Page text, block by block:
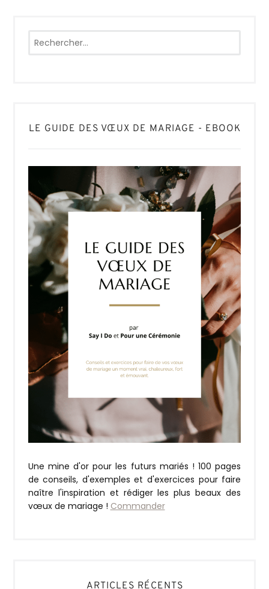
LE GUIDE DES VŒUX DE MARIAGE - EBOOK
Une mine d'or pour les futurs mariés ! 100 pages
de conseils, d'exemples et d'exercices pour faire
naître l'inspiration et rédiger les plus beaux des
vœux de mariage ! Commander
ARTICLES RÉCENTS